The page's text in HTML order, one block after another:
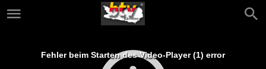
Fehler beim Starten des Video-Player (1) error